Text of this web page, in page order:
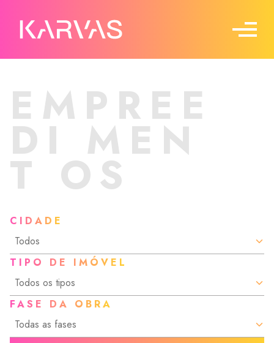
EMPREE
DI MEN
T OS
CIDADE
TIPO DE IMÓVEL
FASE DA OBRA